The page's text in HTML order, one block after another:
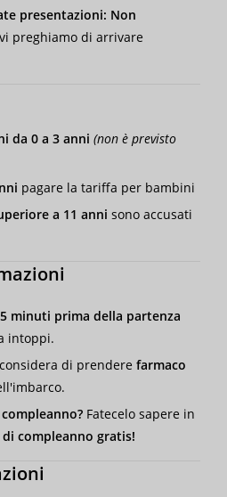
presentazioni: Non
preghiamo di arrivare
da 0 a 3 anni (non è previsto
pagare la tariffa per bambini
a 11 anni sono accusati
minuti prima della partenza
intoppi.
di prendere farmaco
Fatecelo sapere in
compleanno gratis!